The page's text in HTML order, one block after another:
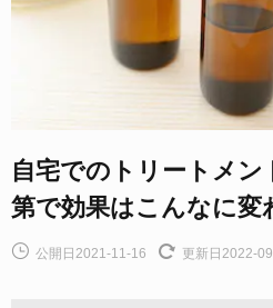
自宅でのトリートメ
第で効果はこんなに変
公開日2021-11-16 更新日2022-